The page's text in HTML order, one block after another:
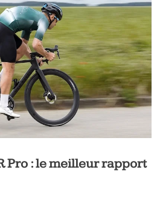
Pro : le meilleur rapport